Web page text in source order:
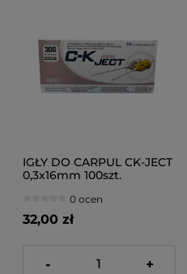
IGŁY DO CARPUL CK-JECT
0,3x16mm 100szt.
0 ocen
32,00 zł
- +